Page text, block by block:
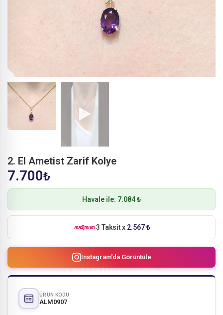
2. El Ametist Zarif Kolye
7.700₺
Havale ile: 7.084 ₺
3 Taksit x 2.567 ₺
Instagram'da Görüntüle
ÜRÜN KODU
ALM0907